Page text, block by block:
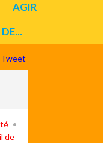
AGIR
Tweet
de